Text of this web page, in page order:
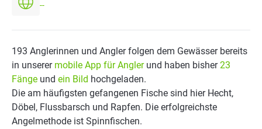
--
193 Anglerinnen und Angler folgen dem Gewässer bereits
in unserer mobile App für Anglerund haben bisher23
Fänge und ein Bild hochgeladen.
Die am häufigsten gefangenen Fische sind hier Hecht,
Döbel, Flussbarsch und Rapfen. Die erfolgreichste
Angelmethode ist Spinnfischen.